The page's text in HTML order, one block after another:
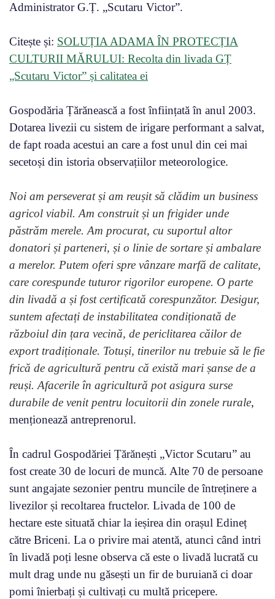
Administrator G.Ț. „Scutaru Victor”.
Citește și: SOLUȚIA ADAMA ÎN PROTECȚIA
CULTURII MĂRULUI: Recolta din livada GȚ
„Scutaru Victor” și calitatea ei
Gospodăria Țărănească a fost înființată în anul 2003.
Dotarea livezii cu sistem de irigare performant a salvat,
de fapt roada acestui an care a fost unul din cei mai
secetoși din istoria observațiilor meteorologice.
Noi am perseverat și am reușit să clădim un business
agricol viabil. Am construit și un frigider unde
păstrăm merele. Am procurat, cu suportul altor
donatori și parteneri, și o linie de sortare și ambalare
a merelor. Putem oferi spre vânzare marfă de calitate,
care corespunde tuturor rigorilor europene. O parte
din livadă a și fost certificată corespunzător. Desigur,
suntem afectați de instabilitatea condiționată de
războiul din țara vecină, de periclitarea căilor de
export tradiționale. Totuși, tinerilor nu trebuie să le fie
frică de agricultură pentru că există mari șanse de a
reuși. Afacerile în agricultură pot asigura surse
durabile de venit pentru locuitorii din zonele rurale,
menționează antreprenorul.
În cadrul Gospodăriei Țărănești „Victor Scutaru” au
fost create 30 de locuri de muncă. Alte 70 de persoane
sunt angajate sezonier pentru muncile de întreținere a
livezilor și recoltarea fructelor. Livada de 100 de
hectare este situată chiar la ieșirea din orașul Edineț
către Briceni. La o privire mai atentă, atunci când intri
în livadă poți lesne observa că este o livadă lucrată cu
mult drag unde nu găsești un fir de buruiană ci doar
pomi înierbați și cultivați cu multă pricepere.